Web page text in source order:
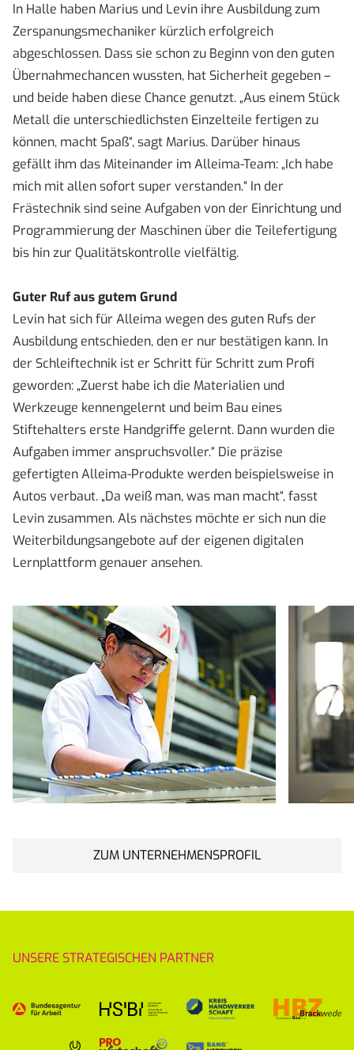
In Halle haben Marius und Levin ihre Ausbildung zum
Zerspanungsmechaniker kürzlich erfolgreich
abgeschlossen. Dass sie schon zu Beginn von den guten
Übernahmechancen wussten, hat Sicherheit gegeben –
und beide haben diese Chance genutzt. „Aus einem Stück
Metall die unterschiedlichsten Einzelteile fertigen zu
können, macht Spaß“, sagt Marius. Darüber hinaus
gefällt ihm das Miteinander im Alleima-Team: „Ich habe
mich mit allen sofort super verstanden.“ In der
Frästechnik sind seine Aufgaben von der Einrichtung und
Programmierung der Maschinen über die Teilefertigung
bis hin zur Qualitätskontrolle vielfältig.
Guter Ruf aus gutem Grund
Levin hat sich für Alleima wegen des guten Rufs der
Ausbildung entschieden, den er nur bestätigen kann. In
der Schleiftechnik ist er Schritt für Schritt zum Profi
geworden: „Zuerst habe ich die Materialien und
Werkzeuge kennengelernt und beim Bau eines
Stiftehalters erste Handgriffe gelernt. Dann wurden die
Aufgaben immer anspruchsvoller.“ Die präzise
gefertigten Alleima-Produkte werden beispielsweise in
Autos verbaut. „Da weiß man, was man macht“, fasst
Levin zusammen. Als nächstes möchte er sich nun die
Weiterbildungsangebote auf der eigenen digitalen
Lernplattform genauer ansehen.
ZUM UNTERNEHMENSPROFIL
UNSERE STRATEGISCHEN PARTNER